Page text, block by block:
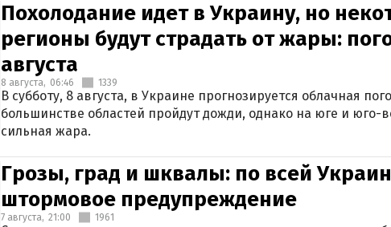
Похолодание идет в Украину, но
регионы будут страдать от жары:
августа
8 августа, 06:46 1339
В субботу, 8 августа, в Украине прогнозируется облачная
большинстве областей пройдут дожди, однако на юге и юго-
сильная жара.
Грозы, град и шквалы: по всей
штормовое предупреждение
7 августа, 21:00 1961